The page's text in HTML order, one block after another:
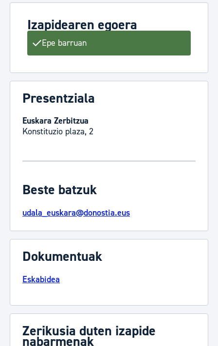
Izapidearen egoera
Epe barruan
Presentziala
Euskara Zerbitzua
Konstituzio plaza, 2
Beste batzuk
udala_euskara@donostia.eus
Dokumentuak
Eskabidea
Zerikusia duten izapide
nabarmenak